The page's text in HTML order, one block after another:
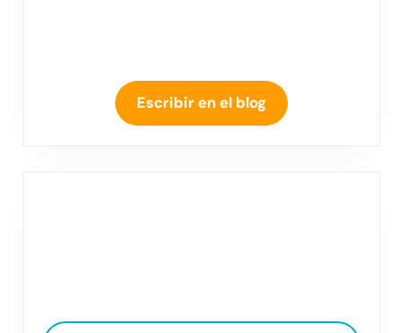
Escribir en el blog